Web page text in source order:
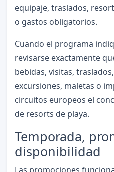
equipaje, traslados,
o gastos obligatorios.
Cuando el programa
revisarse exactamente
bebidas, visitas,
excursiones, maletas o
circuitos europeos el
de resorts de playa.
Temporada,
disponibilidad
Las promociones